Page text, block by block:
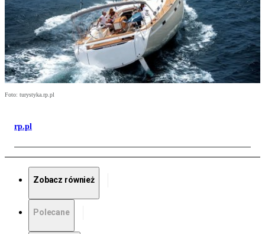
Foto: turystyka.rp.pl
rp.pl
Zobacz również
Polecane